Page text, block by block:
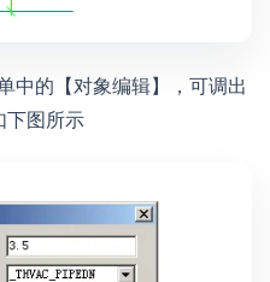
中的【对象编辑】，可调出
下图所示